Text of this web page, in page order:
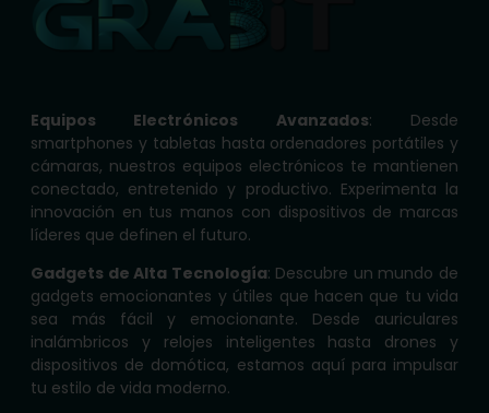
Equipos Electrónicos Avanzados: Desde
smartphones y tabletas hasta ordenadores portátiles y
cámaras, nuestros equipos electrónicos te mantienen
conectado, entretenido y productivo. Experimenta la
innovación en tus manos con dispositivos de marcas
líderes que definen el futuro.
Gadgets de Alta Tecnología: Descubre un mundo de
gadgets emocionantes y útiles que hacen que tu vida
sea más fácil y emocionante. Desde auriculares
inalámbricos y relojes inteligentes hasta drones y
dispositivos de domótica, estamos aquí para impulsar
tu estilo de vida moderno.